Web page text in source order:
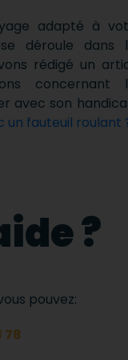
adapté à
déroule dans
rédigé un
concernant
avec son
fauteuil roulant
?
pouvez:
78